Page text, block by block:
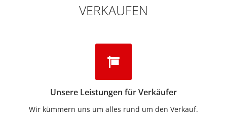
VERKAUFEN
Unsere Leistungen für Verkäufer
Wir kümmern uns um alles rund um den Verkauf.